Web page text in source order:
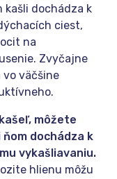
kašli dochádza k
ciest,
na
Zvyčajne
vo väčšine
môžete
dochádza k
vykašliavaniu.
hlienu môžu